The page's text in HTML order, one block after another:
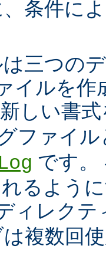
条件に
三つの
イルを作
しい書
ファイ
です。
るよう
ィレク
複数回